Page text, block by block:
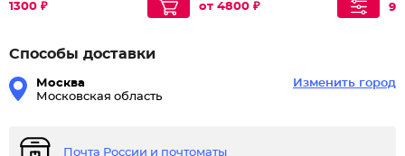
1300 ₽
от 4800 ₽
Способы доставки
Москва
Московская область
Изменить город
Почта России и почтоматы